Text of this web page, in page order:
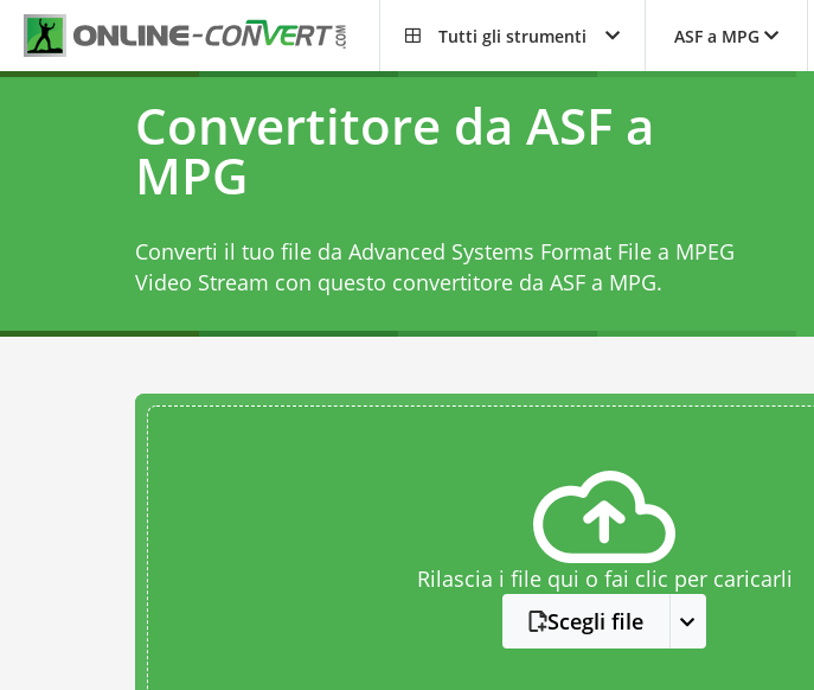
Tutti gli strumenti ASF a MPG
Convertitore da ASF a
MPG
Converti il tuo file da Advanced Systems Format File a MPEG
Video Stream con questo convertitore da ASF a MPG.
Rilascia i file qui o fai clic per caricarli
Scegli file